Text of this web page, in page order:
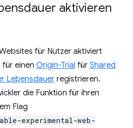
aktivieren
für Nutzer aktiviert
für einen Origin-Trial für Shared
Lebensdauer registrieren.
die Funktion für ihren
Flag
experimental-web-